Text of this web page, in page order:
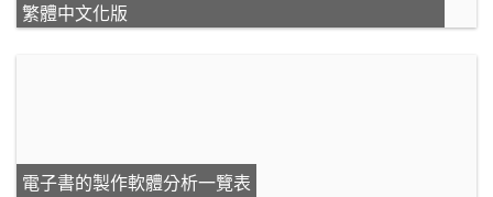
繁體中文化版
電子書的製作軟體分析一覽表